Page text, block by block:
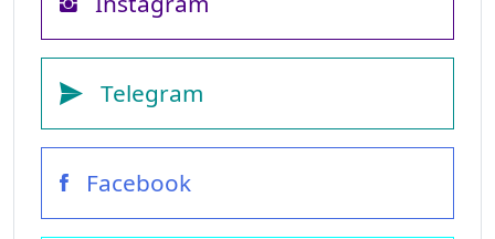
Telegram
Facebook